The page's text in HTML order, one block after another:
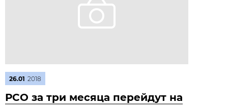
26.01 2018
РСО за три месяца перейдут на